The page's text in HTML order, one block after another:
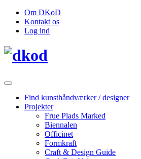
Om DKoD
Kontakt os
Log ind
Find kunsthåndværker / designer
Projekter
Frue Plads Marked
Biennalen
Officinet
Formkraft
Craft & Design Guide